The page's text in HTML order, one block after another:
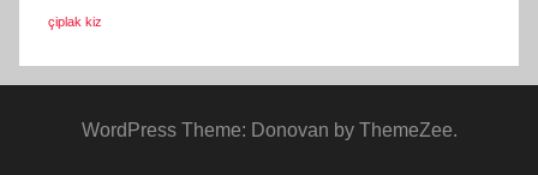
çiplak kiz
WordPress Theme: Donovan by ThemeZee.